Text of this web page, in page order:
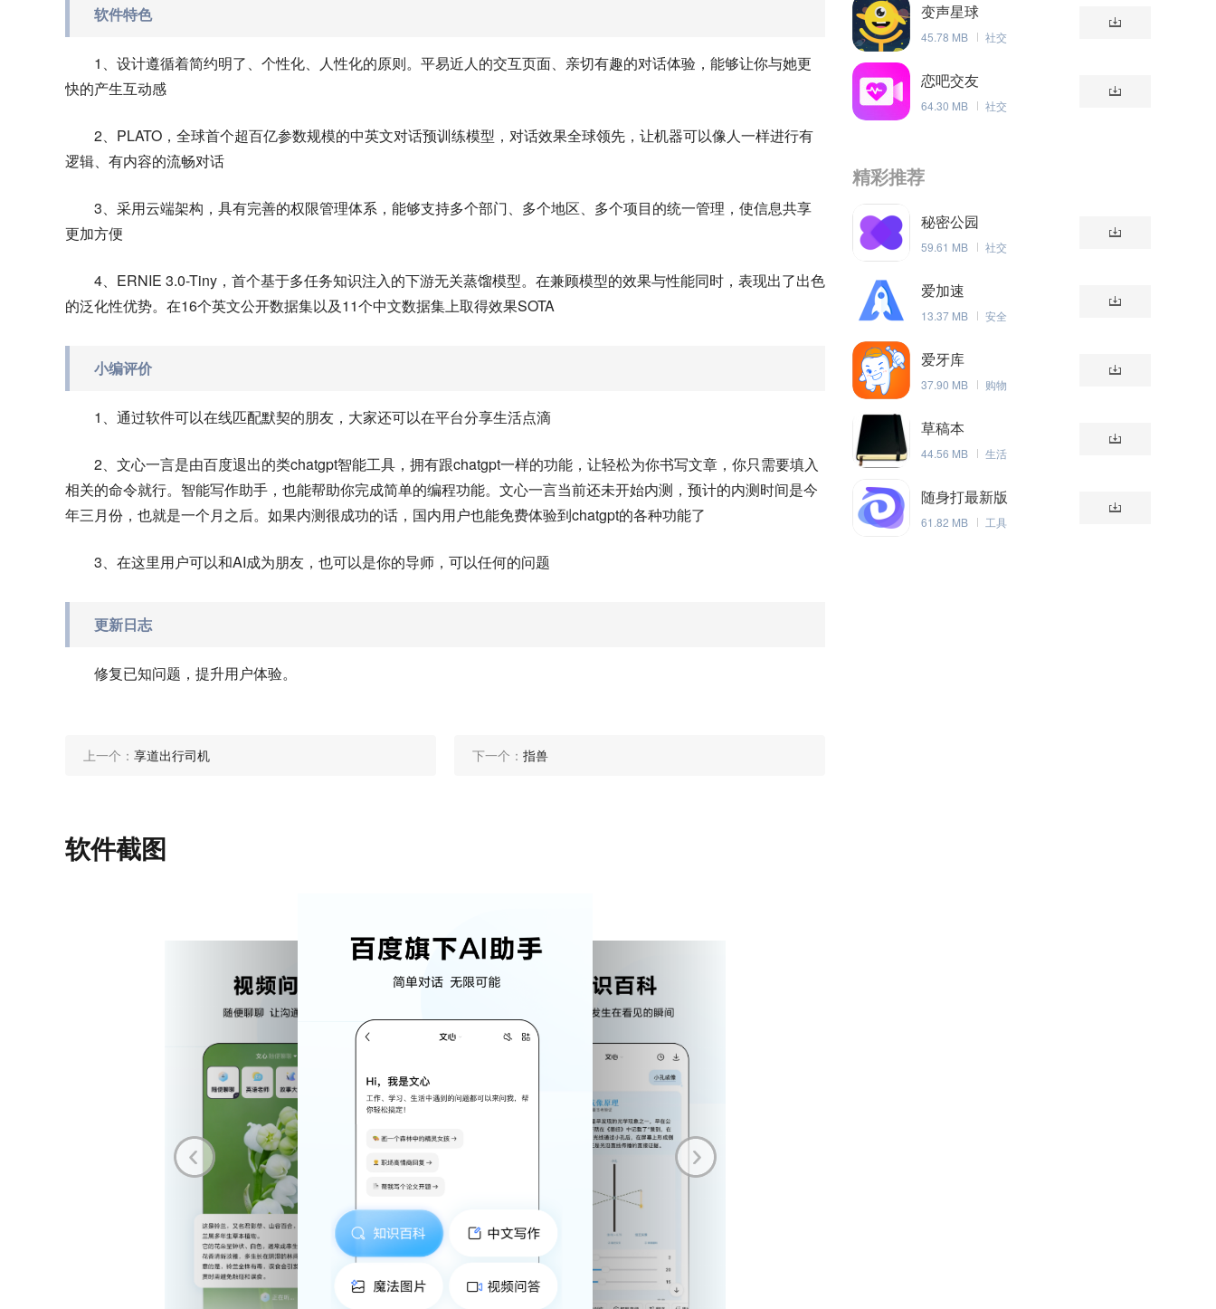
软件特色
1、设计遵循着简约明了、个性化、人性化的原则。平易近人的交互页面、亲切有趣的对话体验，能够让你与她更
快的产生互动感
2、PLATO，全球首个超百亿参数规模的中英文对话预训练模型，对话效果全球领先，让机器可以像人一样进行有
逻辑、有内容的流畅对话
3、采用云端架构，具有完善的权限管理体系，能够支持多个部门、多个地区、多个项目的统一管理，使信息共享
更加方便
4、ERNIE 3.0-Tiny，首个基于多任务知识注入的下游无关蒸馏模型。在兼顾模型的效果与性能同时，表现出了出色
的泛化性优势。在16个英文公开数据集以及11个中文数据集上取得效果SOTA
小编评价
1、通过软件可以在线匹配默契的朋友，大家还可以在平台分享生活点滴
2、文心一言是由百度退出的类chatgpt智能工具，拥有跟chatgpt一样的功能，让轻松为你书写文章，你只需要填入
相关的命令就行。智能写作助手，也能帮助你完成简单的编程功能。文心一言当前还未开始内测，预计的内测时间是今
年三月份，也就是一个月之后。如果内测很成功的话，国内用户也能免费体验到chatgpt的各种功能了
3、在这里用户可以和AI成为朋友，也可以是你的导师，可以任何的问题
更新日志
修复已知问题，提升用户体验。
上一个： 享道出行司机 下一个： 指兽
软件截图
变声星球
45.78 MB 社交
恋吧交友
64.30 MB 社交
精彩推荐
秘密公园
59.61 MB 社交
爱加速
13.37 MB 安全
爱牙库
37.90 MB 购物
草稿本
44.56 MB 生活
随身打最新版
61.82 MB 工具